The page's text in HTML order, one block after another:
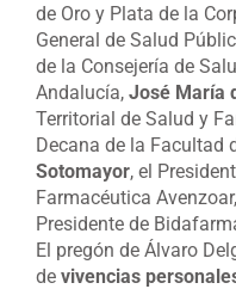
de Oro y Plata de la
General de Salud
de la Consejería de
Andalucía, José María
Territorial de Salud y
Decana de la Facultad
Sotomayor, el
Farmacéutica Avenzoar,
Presidente de
El pregón de Álvaro
de vivencias